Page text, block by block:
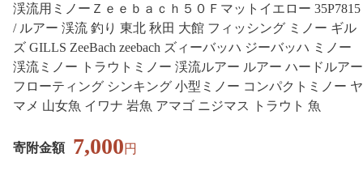
渓流用ミノーＺｅｅｂａｃｈ５０Ｆマットイエロー 35P7815
/ ルアー 渓流 釣り 東北 秋田 大館 フィッシング ミノー ギル
ズ GILLS ZeeBach zeebach ズィーバッハ ジーバッハ ミノー
渓流ミノー トラウトミノー 渓流ルアー ルアー ハードルアー
フローティング シンキング 小型ミノー コンパクトミノー ヤ
マメ 山女魚 イワナ 岩魚 アマゴ ニジマス トラウト 魚
寄附金額 7,000円